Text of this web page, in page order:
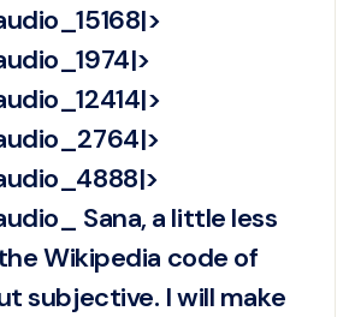
Sana, a little less
Wikipedia code of
subjective. I will make